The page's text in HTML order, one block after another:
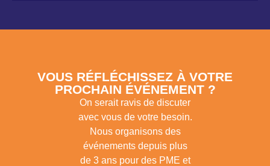
VOUS RÉFLÉCHISSEZ À VOTRE
PROCHAIN ÉVÉNEMENT ?
On serait ravis de discuter
avec vous de votre besoin.
Nous organisons des
événements depuis plus
de 3 ans pour des PME et